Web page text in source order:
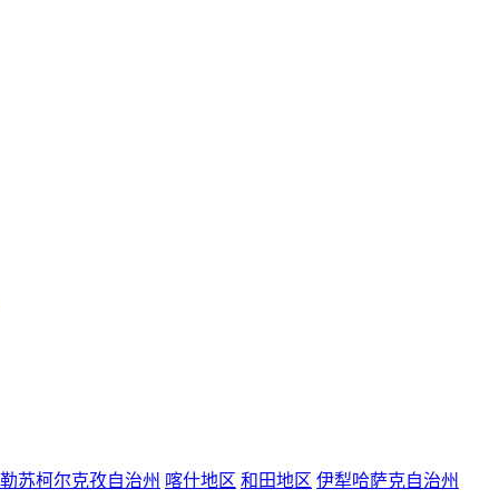
苏柯尔克孜自治州 喀什地区 和田地区 伊犁哈萨克自治州